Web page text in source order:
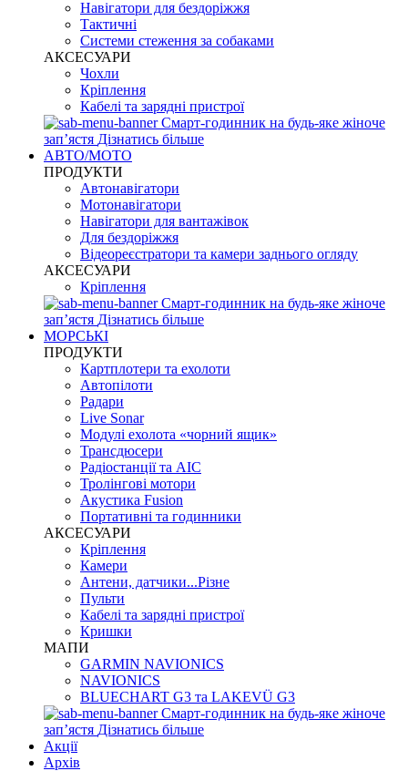
Навігатори для бездоріжжя
Тактичні
Системи стеження за собаками
АКСЕСУАРИ
Чохли
Кріплення
Кабелі та зарядні пристрої
Смарт-годинник на будь-яке жіноче
запʼястя Дізнатись більше
АВТО/МОТО
ПРОДУКТИ
Автонавігатори
Мотонавігатори
Навігатори для вантажівок
Для бездоріжжя
Відеореєстратори та камери заднього огляду
АКСЕСУАРИ
Кріплення
Смарт-годинник на будь-яке жіноче
запʼястя Дізнатись більше
МОРСЬКІ
ПРОДУКТИ
Картплотери та ехолоти
Автопілоти
Радари
Live Sonar
Модулі ехолота «чорний ящик»
Трансдюсери
Радіостанції та АІС
Тролінгові мотори
Акустика Fusion
Портативні та годинники
АКСЕСУАРИ
Кріплення
Камери
Антени, датчики...Різне
Пульти
Кабелі та зарядні пристрої
Кришки
МАПИ
GARMIN NAVIONICS
NAVIONICS
BLUECHART G3 та LAKEVÜ G3
Смарт-годинник на будь-яке жіноче
запʼястя Дізнатись більше
Акції
Архів